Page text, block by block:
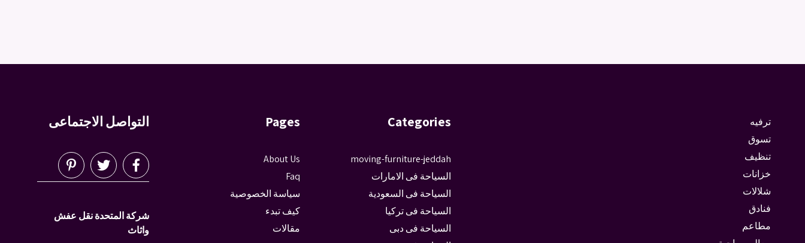
ترفيه
تسوق
تنظيف
خزانات
شلالات
فنادق
مطاعم
Categories
moving-furniture-jeddah
السياحة فى الامارات
السياحة فى السعودية
السياحة فى تركيا
السياحة فى دبى
Pages
About Us
Faq
سياسة الخصوصية
كيف تبدء
مقالات
التواصل الاجتماعى
شركة المتحدة نقل عفش
واثاث